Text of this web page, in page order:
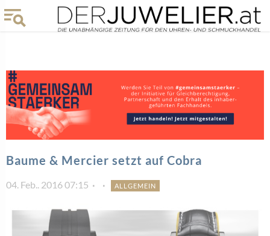
Baume & Mercier setzt auf Cobra
04. Feb.. 2016 07:15 ALLGEMEIN